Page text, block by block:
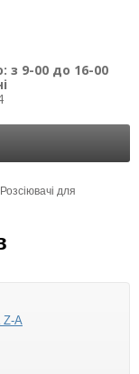
з 9-00 до 16-00
Розсіювачі для
Z-A